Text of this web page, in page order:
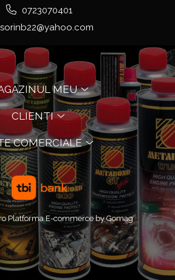
0723070401
sorinb22@yahoo.com
MEU
CLIENTI
COMERCIALE
Platforma E-commerce by Gomag